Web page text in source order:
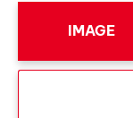
IMAGE